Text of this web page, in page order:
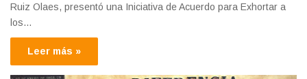
Ruiz Olaes, presentó una Iniciativa de Acuerdo para Exhortar a
los…
Leer más »